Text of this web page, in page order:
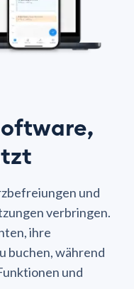
und
verbringen.
ihre
buchen, während
und